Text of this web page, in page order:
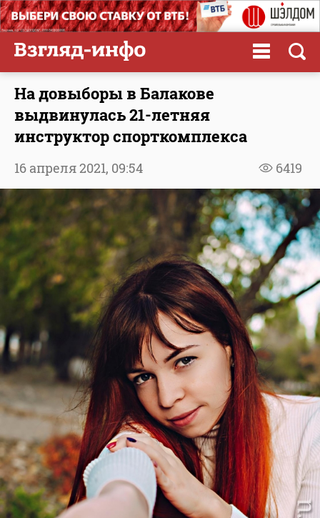
На довыборы в Балакове
выдвинулась 21-летняя
инструктор спорткомплекса
6419
16 апреля 2021, 09:54